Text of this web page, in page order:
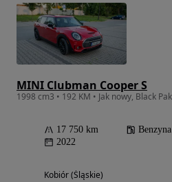
MINI Clubman Cooper S
17 750 km Benzyna
2022
Kobiór (Śląskie)